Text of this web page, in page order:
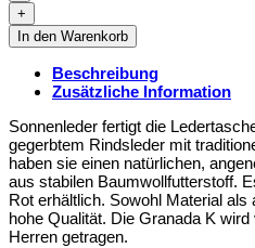
In den Warenkorb
Beschreibung
Zusätzliche Information
Sonnenleder fertigt die
gegerbtem Rindsleder mit
haben sie einen natürlichen,
aus stabilen Baumwollfutterstoff.
Rot erhältlich. Sowohl Material als
hohe Qualität. Die Granada K
Herren getragen.